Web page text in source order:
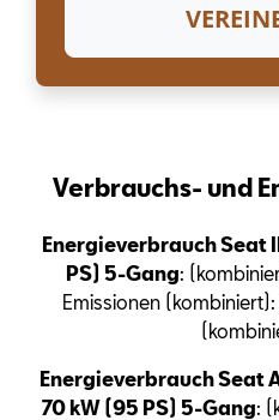
Verbrauchs- und
Energieverbrauch Seat
PS) 5-Gang:
Emissionen
Energieverbrauch Seat
70 kW (95 PS) 5-Gang: